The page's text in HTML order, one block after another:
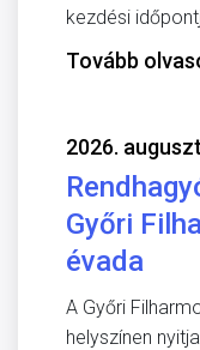
kezdési
Tovább
2026.
Győri
évada
A Győri
helyszínen